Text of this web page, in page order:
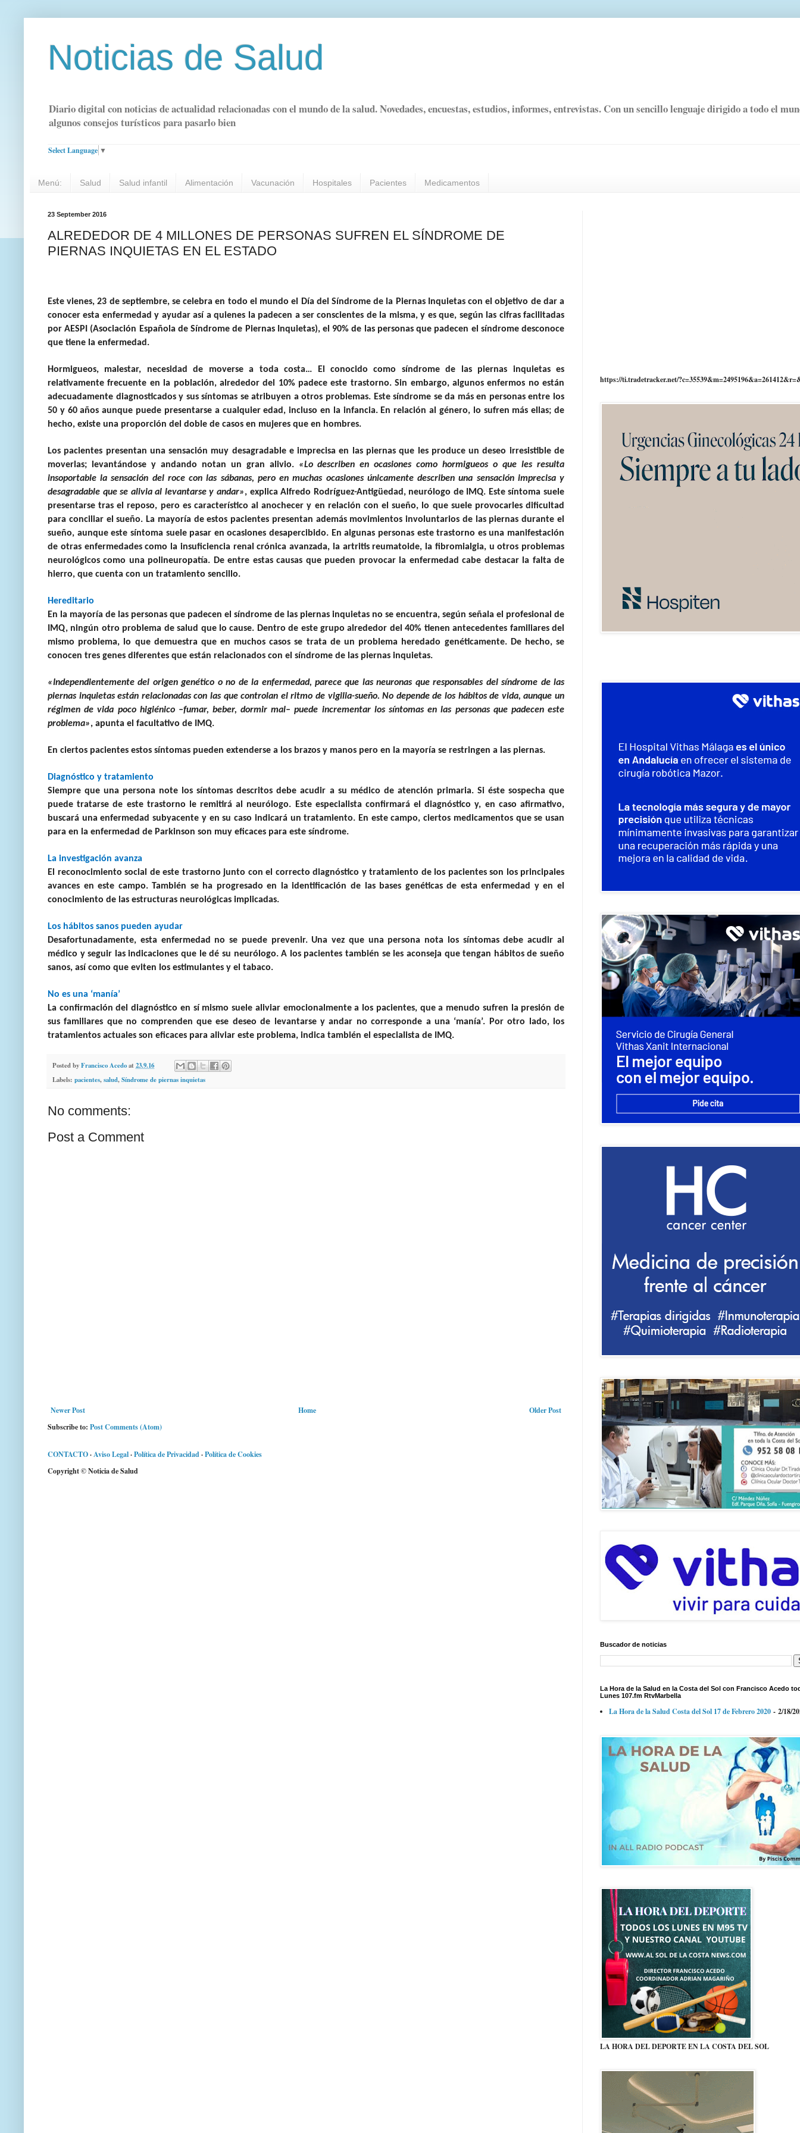
Noticias de Salud
Diario digital con noticias de actualidad relacionadas con el mundo de la salud. Novedades, encuestas, estudios, informes, entrevistas. Con un sencillo lenguaje dirigido a todo el
algunos consejos turísticos para pasarlo bien
Select Language ▼
Menú: Salud Salud infantil Alimentación Vacunación Hospitales Pacientes Medicamentos
23 September 2016
ALREDEDOR DE 4 MILLONES DE PERSONAS SUFREN EL SÍNDROME DE
PIERNAS INQUIETAS EN EL ESTADO
Este vienes, 23 de septiembre, se celebra en todo el mundo el Día del Síndrome de la Piernas Inquietas con el objetivo de dar a
conocer esta enfermedad y ayudar así a quienes la padecen a ser conscientes de la misma, y es que, según las cifras facilitadas
por AESPI (Asociación Española de Síndrome de Piernas Inquietas), el 90% de las personas que padecen el síndrome desconoce
que tiene la enfermedad.
Hormigueos, malestar, necesidad de moverse a toda costa… El conocido como síndrome de las piernas inquietas es
relativamente frecuente en la población, alrededor del 10% padece este trastorno. Sin embargo, algunos enfermos no están
adecuadamente diagnosticados y sus síntomas se atribuyen a otros problemas. Este síndrome se da más en personas entre los
50 y 60 años aunque puede presentarse a cualquier edad, incluso en la infancia. En relación al género, lo sufren más ellas; de
hecho, existe una proporción del doble de casos en mujeres que en hombres.
Los pacientes presentan una sensación muy desagradable e imprecisa en las piernas que les produce un deseo irresistible de
moverlas; levantándose y andando notan un gran alivio. «Lo describen en ocasiones como hormigueos o que les resulta
insoportable la sensación del roce con las sábanas, pero en muchas ocasiones únicamente describen una sensación imprecisa y
desagradable que se alivia al levantarse y andar», explica Alfredo Rodríguez-Antigüedad, neurólogo de IMQ. Este síntoma suele
presentarse tras el reposo, pero es característico al anochecer y en relación con el sueño, lo que suele provocarles dificultad
para conciliar el sueño. La mayoría de estos pacientes presentan además movimientos involuntarios de las piernas durante el
sueño, aunque este síntoma suele pasar en ocasiones desapercibido. En algunas personas este trastorno es una manifestación
de otras enfermedades como la insuficiencia renal crónica avanzada, la artritis reumatoide, la fibromialgia, u otros problemas
neurológicos como una polineuropatía. De entre estas causas que pueden provocar la enfermedad cabe destacar la falta de
hierro, que cuenta con un tratamiento sencillo.
Hereditario
En la mayoría de las personas que padecen el síndrome de las piernas inquietas no se encuentra, según señala el profesional de
IMQ, ningún otro problema de salud que lo cause. Dentro de este grupo alrededor del 40% tienen antecedentes familiares del
mismo problema, lo que demuestra que en muchos casos se trata de un problema heredado genéticamente. De hecho, se
conocen tres genes diferentes que están relacionados con el síndrome de las piernas inquietas.
«Independientemente del origen genético o no de la enfermedad, parece que las neuronas que responsables del síndrome de las
piernas inquietas están relacionadas con las que controlan el ritmo de vigilia-sueño. No depende de los hábitos de vida, aunque un
régimen de vida poco higiénico –fumar, beber, dormir mal– puede incrementar los síntomas en las personas que padecen este
problema», apunta el facultativo de IMQ.
En ciertos pacientes estos síntomas pueden extenderse a los brazos y manos pero en la mayoría se restringen a las piernas.
Diagnóstico y tratamiento
Siempre que una persona note los síntomas descritos debe acudir a su médico de atención primaria. Si éste sospecha que
puede tratarse de este trastorno le remitirá al neurólogo. Este especialista confirmará el diagnóstico y, en caso afirmativo,
buscará una enfermedad subyacente y en su caso indicará un tratamiento. En este campo, ciertos medicamentos que se usan
para en la enfermedad de Parkinson son muy eficaces para este síndrome.
La investigación avanza
El reconocimiento social de este trastorno junto con el correcto diagnóstico y tratamiento de los pacientes son los principales
avances en este campo. También se ha progresado en la identificación de las bases genéticas de esta enfermedad y en el
conocimiento de las estructuras neurológicas implicadas.
Los hábitos sanos pueden ayudar
Desafortunadamente, esta enfermedad no se puede prevenir. Una vez que una persona nota los síntomas debe acudir al
médico y seguir las indicaciones que le dé su neurólogo. A los pacientes también se les aconseja que tengan hábitos de sueño
sanos, así como que eviten los estimulantes y el tabaco.
No es una ‘manía’
La confirmación del diagnóstico en sí mismo suele aliviar emocionalmente a los pacientes, que a menudo sufren la presión de
sus familiares que no comprenden que ese deseo de levantarse y andar no corresponde a una ‘manía’. Por otro lado, los
tratamientos actuales son eficaces para aliviar este problema, indica también el especialista de IMQ.
Posted byFrancisco Acedoat 23.9.16
Labels: pacientes,salud,Síndrome de piernas inquietas
No comments:
Post a Comment
Newer Post Older Post
Home
Subscribe to: Post Comments (Atom)
CONTACTO·Aviso Legal·Política de Privacidad·Política de Cookies
Copyright © Noticia de Salud
https://ti.tradetracker.net/
Buscador de noticias
La Hora de la Salud en la Costa del Sol con Francisco Acedo
Lunes 107.fm RtvMarbella
La Hora de la Salud Costa del Sol 17 de Febrero 2020 - 2/18/
LA HORA DEL DEPORTE EN LA COSTA DEL SOL